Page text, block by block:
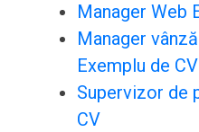
Manager Web
Manager
Exemplu de CV
Supervizor de
CV